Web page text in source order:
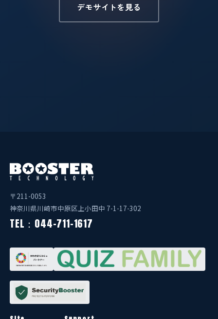
デモサイトを見る
〒211-0053
神奈川県川崎市中原区上小田中 7-1-17-302
TEL：044-711-1617